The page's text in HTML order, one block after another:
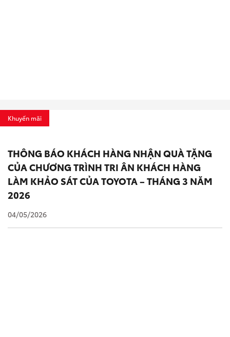
Khuyến mãi
THÔNG BÁO KHÁCH HÀNG NHẬN QUÀ TẶNG
CỦA CHƯƠNG TRÌNH TRI ÂN KHÁCH HÀNG
LÀM KHẢO SÁT CỦA TOYOTA – THÁNG 3 NĂM
2026
04/05/2026